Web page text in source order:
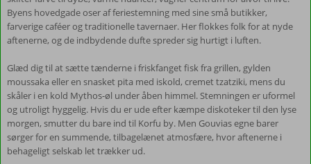
Byens hovedgade oser af feriestemning med sine små butikker,
farverige caféer og traditionelle tavernaer. Her flokkes folk for at nyde
aftenerne, og de indbydende dufte spreder sig hurtigt i luften.
Glæd dig til at sætte tænderne i friskfanget fisk fra grillen, gylden
moussaka eller en snasket pita med iskold, cremet tzatziki, mens du
skåler i en kold Mythos-øl under åben himmel. Stemningen er uformel
og utroligt hyggelig. Hvis du er ude efter kæmpe diskoteker til den lyse
morgen, smutter du bare ind til Korfu by. Men Gouvias egne barer
sørger for en summende, tilbagelænet atmosfære, hvor aftenerne i
behageligt selskab let trækker ud.